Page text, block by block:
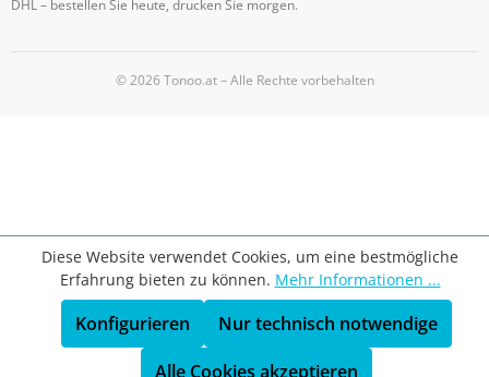
DHL – bestellen Sie heute, drucken Sie morgen.
© 2026 Tonoo.at – Alle Rechte vorbehalten
Diese Website verwendet Cookies, um eine bestmögliche
Erfahrung bieten zu können. Mehr Informationen ...
Nur technisch notwendige
Konfigurieren
Alle Cookies akzeptieren